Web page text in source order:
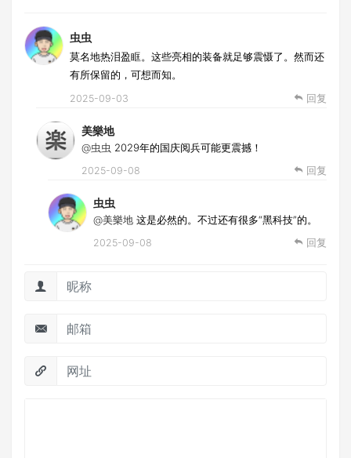
虫虫
莫名地热泪盈眶。这些亮相的装备就足够震慑了。然而还
有所保留的，可想而知。
2025-09-03 回复
美樂地
@虫虫 2029年的国庆阅兵可能更震撼！
2025-09-08 回复
虫虫
@美樂地 这是必然的。不过还有很多“黑科技”的。
2025-09-08 回复